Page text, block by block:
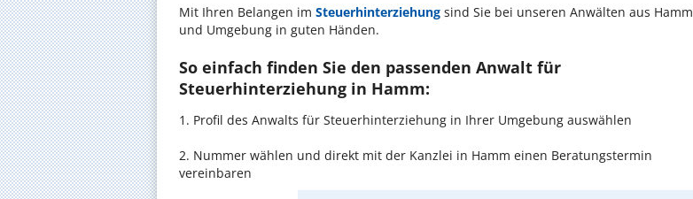
Mit Ihren Belangen im Steuerhinterziehung sind Sie bei unseren Anwälten aus Hamm
und Umgebung in guten Händen.
So einfach finden Sie den passenden Anwalt für
Steuerhinterziehung in Hamm:
1. Profil des Anwalts für Steuerhinterziehung in Ihrer Umgebung auswählen
2. Nummer wählen und direkt mit der Kanzlei in Hamm einen Beratungstermin
vereinbaren